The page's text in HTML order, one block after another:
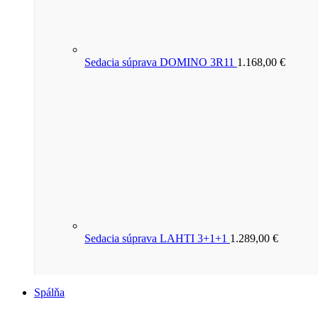
Sedacia súprava DOMINO 3R11 1.168,00 €
Sedacia súprava LAHTI 3+1+1 1.289,00 €
Spálňa